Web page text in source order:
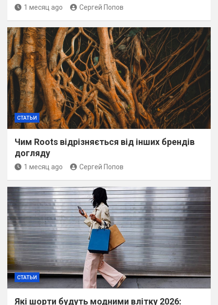
1 месяц ago Сергей Попов
СТАТЬИ
Чим Roots відрізняється від інших брендів
догляду
1 месяц ago Сергей Попов
СТАТЬИ
Які шорти будуть модними влітку 2026: